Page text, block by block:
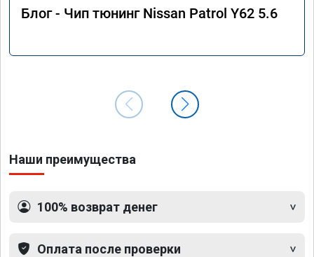
Блог - Чип тюнинг Nissan Patrol Y62 5.6
Наши преимущества
100% возврат денег
Оплата после проверки